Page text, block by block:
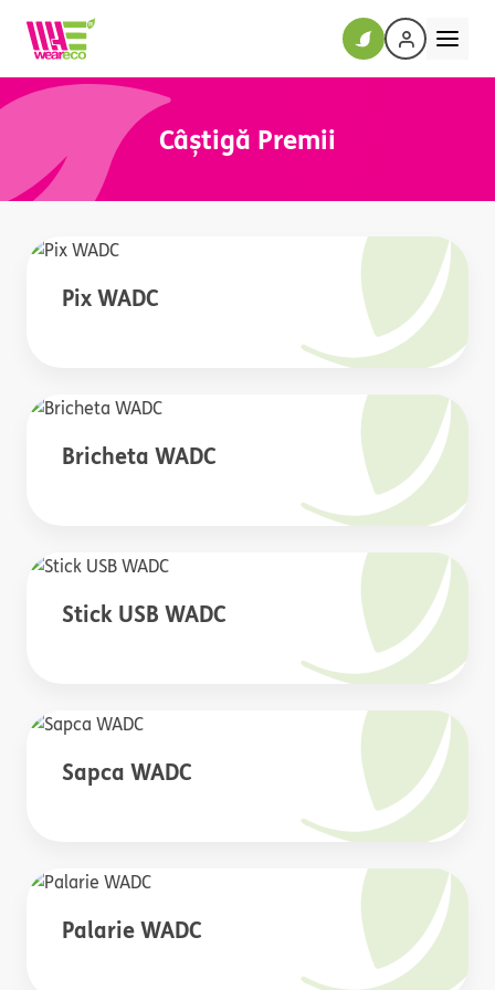
Câștigă Premii
Pix WADC
Bricheta WADC
Stick USB WADC
Sapca WADC
Palarie WADC